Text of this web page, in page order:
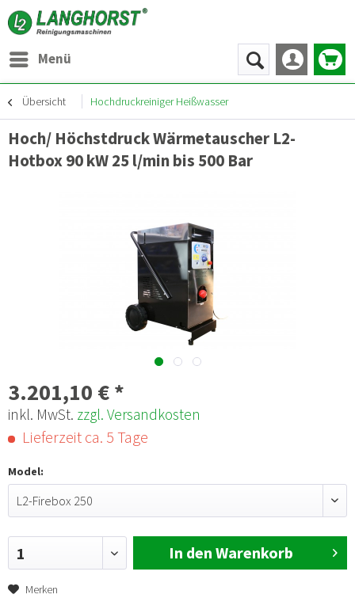
Menü
Übersicht Hochdruckreiniger Heißwasser
Hoch/ Höchstdruck Wärmetauscher L2-
Hotbox 90 kW 25 l/min bis 500 Bar
3.201,10 € *
inkl. MwSt. zzgl. Versandkosten
Lieferzeit ca. 5 Tage
Model:
L2-Firebox 250
1 In den Warenkorb
Merken